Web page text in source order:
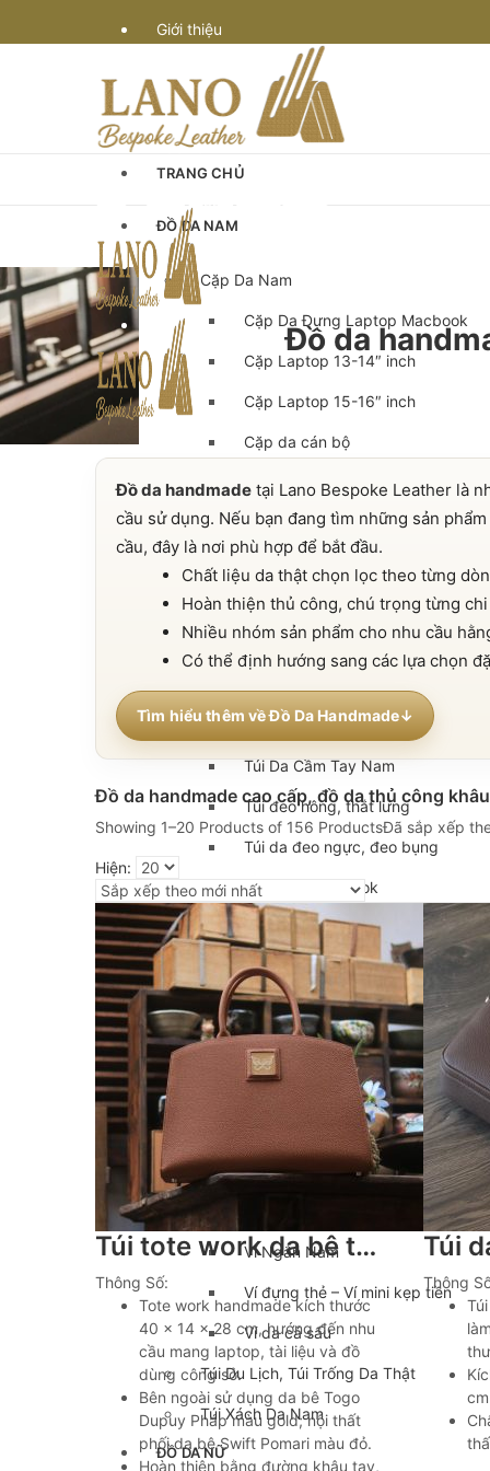
Giới thiệu
Vận chuyển
Bảo hành
Quy định & thanh toán
Góc Tư Vấn
Chế tác đồ da
TRANG CHỦ
ĐỒ DA NAM
Cặp Da Nam
Cặp Da Đựng Laptop Macbook
Cặp Laptop 13-14″ inch
Cặp Laptop 15-16″ inch
Cặp da cán bộ
Cặp xách nam da bò
Túi da nam
Túi Bao Tử Nam Da Thật
Túi đeo chéo mini
Túi đựng iPad Air – iPad Pro
Túi Da Cầm Tay Nam
Túi đeo hông, thắt lưng
Túi da đeo ngực, đeo bụng
Túi đựng macbook
Balo Da Nam
Balo đựng Laptop 13-14″ inch
Balo đựng Laptop 15-16″ inch
Balo mini da thật
Balo du lịch
Balo da đeo chéo nam
Ví da nam
Ví Ngắn Nam
Ví đựng thẻ – Ví mini kẹp tiền
Ví da cá sấu
Túi Du Lịch, Túi Trống Da Thật
Túi Xách Da Nam
ĐỒ DA NỮ
Đồ da
Đồ da handmade tại Lano Bespoke Leather là
cầu sử dụng. Nếu bạn đang tìm những sản phẩm
cầu, đây là nơi phù hợp để bắt đầu.
Chất liệu da thật chọn lọc theo từng
Hoàn thiện thủ công, chú trọng từng
Nhiều nhóm sản phẩm cho nhu cầu
Có thể định hướng sang các lựa chọn
Tìm hiểu thêm về Đồ Da Handmade
Đồ da handmade cao cấp, đồ da thủ công
Showing 1–20 Products of 156 ProductsĐã sắp xếp
Hiện:
Túi tote work da bê togo Dupuy Pháp handmade khâu tay Lano TDH030
Thông Số:
Tote work handmade kích thước
40 × 14 × 28 cm, hướng đến nhu
cầu mang laptop, tài liệu và đồ
dùng công sở.
Bên ngoài sử dụng da bê Togo
Dupuy Pháp màu gold; nội thất
phối da bê Swift Pomari màu đỏ.
Hoàn thiện bằng đường khâu tay,
Thông
cm